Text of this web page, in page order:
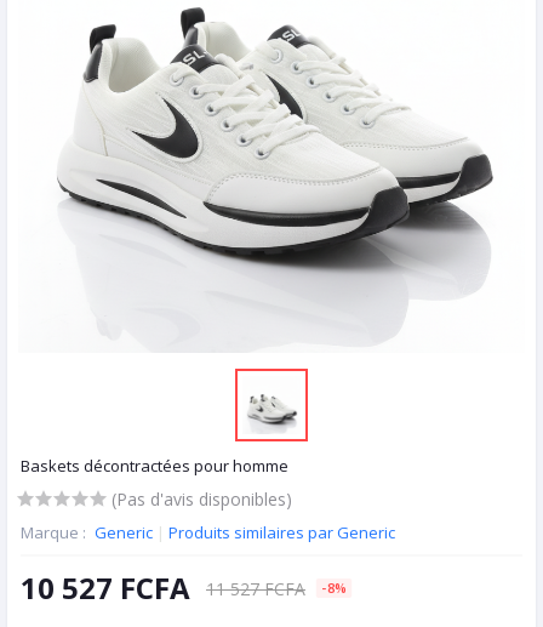
Baskets décontractées pour homme
(Pas d'avis disponibles)
Marque : Generic | Produits similaires par Generic
10 527 FCFA 11 527 FCFA -8%